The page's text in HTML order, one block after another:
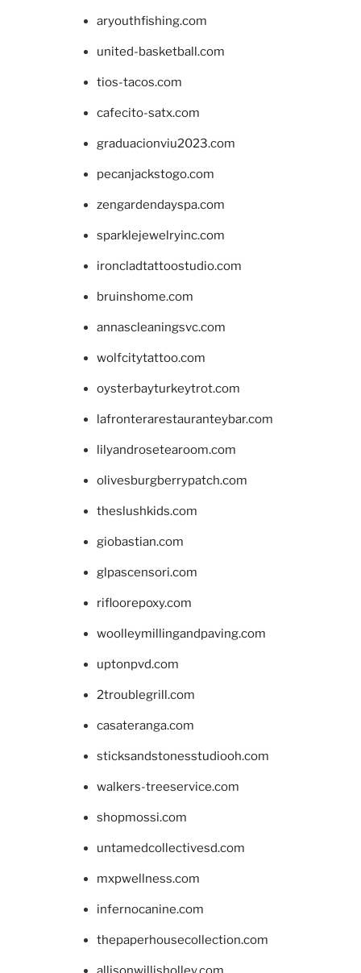
aryouthfishing.com
united-basketball.com
tios-tacos.com
cafecito-satx.com
graduacionviu2023.com
pecanjackstogo.com
zengardendayspa.com
sparklejewelryinc.com
ironcladtattoostudio.com
bruinshome.com
annascleaningsvc.com
wolfcitytattoo.com
oysterbayturkeytrot.com
lafronterarestauranteybar.com
lilyandrosetearoom.com
olivesburgberrypatch.com
theslushkids.com
giobastian.com
glpascensori.com
rifloorepoxy.com
woolleymillingandpaving.com
uptonpvd.com
2troublegrill.com
casateranga.com
sticksandstonesstudiooh.com
walkers-treeservice.com
shopmossi.com
untamedcollectivesd.com
mxpwellness.com
infernocanine.com
thepaperhousecollection.com